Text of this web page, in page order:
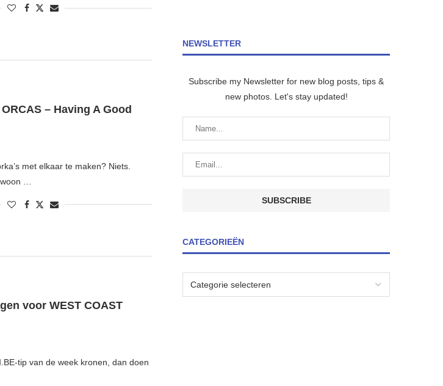
– Having A Good
met elkaar te maken? Niets.
…
voor WEST COAST
tip van de week kronen, dan doen
NEWSLETTER
Subscribe my Newsletter for new blog posts, tips &
new photos. Let's stay updated!
CATEGORIEËN